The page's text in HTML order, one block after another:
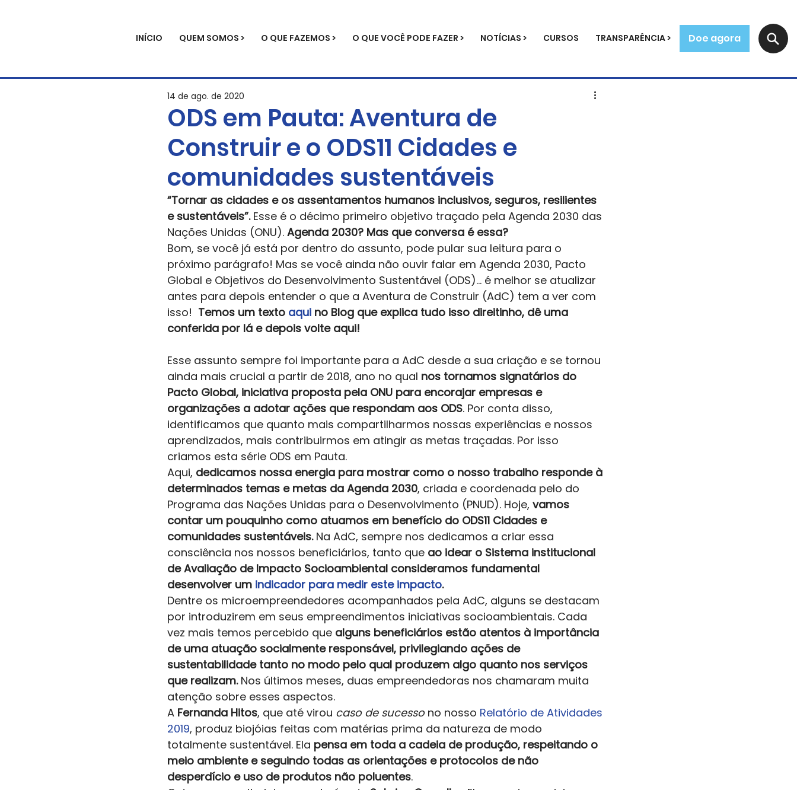
INÍCIO QUEM SOMOS > O QUE FAZEMOS > O QUE VOCÊ PODE FAZER > NOTÍCIAS > CURSOS TRANSPARÊNCIA > Doe agora
ODS em Pauta: Aventura de
Construir e o ODS11 Cidades e
comunidades sustentáveis
14 de ago. de 2020
“Tornar as cidades e os assentamentos humanos inclusivos, seguros, resilientes
e sustentáveis”. Esse é o décimo primeiro objetivo traçado pela Agenda 2030 das
Nações Unidas (ONU). Agenda 2030? Mas que conversa é essa?
Bom, se você já está por dentro do assunto, pode pular sua leitura para o
próximo parágrafo! Mas se você ainda não ouvir falar em Agenda 2030, Pacto
Global e Objetivos do Desenvolvimento Sustentável (ODS)… é melhor se atualizar
antes para depois entender o que a Aventura de Construir (AdC) tem a ver com
isso! Temos um texto aqui no Blog que explica tudo isso direitinho, dê uma
conferida por lá e depois volte aqui!
Esse assunto sempre foi importante para a AdC desde a sua criação e se tornou
ainda mais crucial a partir de 2018, ano no qual nos tornamos signatários do
Pacto Global, iniciativa proposta pela ONU para encorajar empresas e
organizações a adotar ações que respondam aos ODS. Por conta disso,
identificamos que quanto mais compartilharmos nossas experiências e nossos
aprendizados, mais contribuirmos em atingir as metas traçadas. Por isso
criamos esta série ODS em Pauta.
Aqui, dedicamos nossa energia para mostrar como o nosso trabalho responde à
determinados temas e metas da Agenda 2030, criada e coordenada pelo do
Programa das Nações Unidas para o Desenvolvimento (PNUD). Hoje, vamos
contar um pouquinho como atuamos em benefício do ODS11 Cidades e
comunidades sustentáveis. Na AdC, sempre nos dedicamos a criar essa
consciência nos nossos beneficiários, tanto que ao idear o Sistema institucional
de Avaliação de Impacto Socioambiental consideramos fundamental
desenvolver um indicador para medir este impacto.
Dentre os microempreendedores acompanhados pela AdC, alguns se destacam
por introduzirem em seus empreendimentos iniciativas socioambientais. Cada
vez mais temos percebido que alguns beneficiários estão atentos à importância
de uma atuação socialmente responsável, privilegiando ações de
sustentabilidade tanto no modo pelo qual produzem algo quanto nos serviços
que realizam. Nos últimos meses, duas empreendedoras nos chamaram muita
atenção sobre esses aspectos.
A Fernanda Hitos, que até virou caso de sucesso no nosso Relatório de Atividades
2019, produz biojóias feitas com matérias prima da natureza de modo
totalmente sustentável. Ela pensa em toda a cadeia de produção, respeitando o
meio ambiente e seguindo todas as orientações e protocolos de não
desperdício e uso de produtos não poluentes.